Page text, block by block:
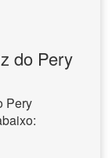
do Pery
Pery